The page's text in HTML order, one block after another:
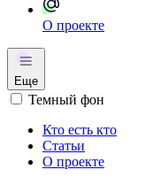
О проекте
Еще
Темный фон
Кто есть кто
Статьи
О проекте